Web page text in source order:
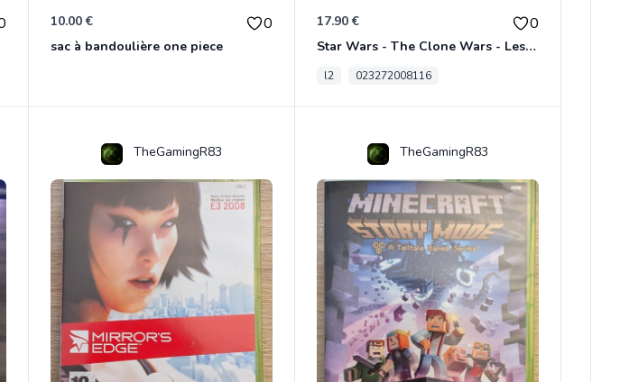
10.00 € 0
sac à bandoulière one piece
17.90 € 0
Star Wars - The Clone Wars - Les Héros De La République Xbox 360
l2 023272008116
TheGamingR83 TheGamingR83